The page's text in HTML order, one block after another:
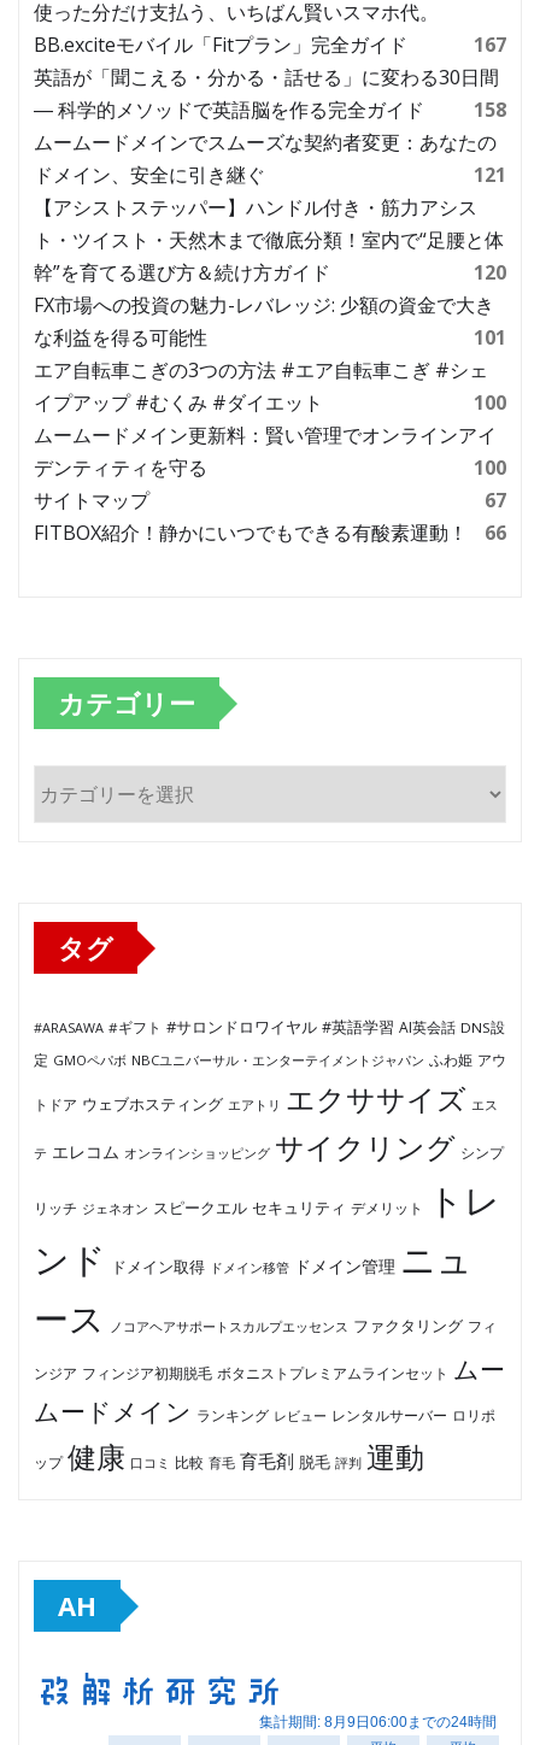
使った分だけ支払う、いちばん賢いスマホ代。
BB.exciteモバイル「Fitプラン」完全ガイド
167
英語が「聞こえる・分かる・話せる」に変わる30日間
― 科学的メソッドで英語脳を作る完全ガイド
158
ムームードメインでスムーズな契約者変更：あなたの
ドメイン、安全に引き継ぐ
121
【アシストステッパー】ハンドル付き・筋力アシス
ト・ツイスト・天然木まで徹底分類！室内で“足腰と体
幹”を育てる選び方＆続け方ガイド
120
FX市場への投資の魅力-レバレッジ: 少額の資金で大き
な利益を得る可能性
101
エア自転車こぎの3つの方法 #エア自転車こぎ #シェ
イプアップ #むくみ #ダイエット
100
ムームードメイン更新料：賢い管理でオンラインアイ
デンティティを守る
100
サイトマップ
67
FITBOX紹介！静かにいつでもできる有酸素運動！
66
カテゴリー
テ
タグ
#ARASAWA #ギフト #サロンドロワイヤル #英語学習 AI英会話 DNS設
定 GMOペパボ NBCユニバーサル・エンターテイメントジャパン ふわ姫 アウ
トドア ウェブホスティング エアトリ エクササイズ エス
テ エレコム オンラインショッピング サイクリング シンプ
リッチ ジェネオン スピークエル セキュリティ デメリット
トレ
ンド
ドメイン取得 ドメイン移管 ドメイン管理 ニュ
ース
ノコアヘアサポートスカルプエッセンス ファクタリング フィ
ンジア フィンジア初期脱毛 ボタニストプレミアムラインセット ムー
ムードメイン ランキング レビュー レンタルサーバー ロリポ
ップ 健康 口コミ 比較 育毛 育毛剤 脱毛 評判 運動
AH